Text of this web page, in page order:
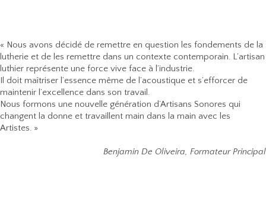
« Nous avons décidé de remettre en question les fondements de la
lutherie et de les remettre dans un contexte contemporain. L’artisan
luthier représente une force vive face à l’industrie.
Il doit maîtriser l’essence même de l’acoustique et s’efforcer de
maintenir l’excellence dans son travail.
Nous formons une nouvelle génération d’Artisans Sonores qui
changent la donne et travaillent main dans la main avec les
Artistes. »
Benjamin De Oliveira, Formateur Principal